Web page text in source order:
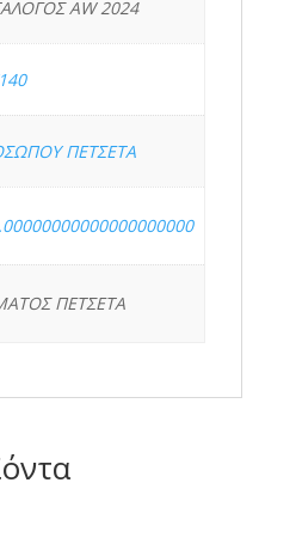
AW 2024
ΠΕΤΣΕΤΑ
ΠΕΤΣΕΤΑ